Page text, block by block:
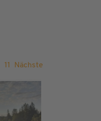
11 Nächste